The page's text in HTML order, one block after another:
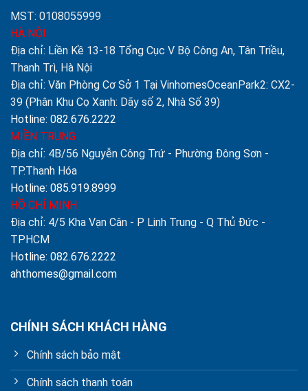
MST: 0108055999
HÀ NỘI
Địa chỉ: Liền Kề 13-18 Tổng Cục V Bộ Công An, Tân Triều,
Thanh Trì, Hà Nội
Địa chỉ: Văn Phòng Cơ Sở 1 Tại VinhomesOceanPark2: CX2-
39 (Phân Khu Cọ Xanh: Dãy số 2, Nhà Số 39)
Hotline: 082.676.2222
MIỀN TRUNG
Địa chỉ: 4B/56 Nguyễn Công Trứ - Phường Đông Sơn -
TP.Thanh Hóa
Hotline: 085.919.8999
HỒ CHÍ MINH
Địa chỉ: 4/5 Kha Vạn Cân - P Linh Trung - Q Thủ Đức -
TPHCM
Hotline: 082.676.2222
ahthomes@gmail.com
CHÍNH SÁCH KHÁCH HÀNG
Chính sách bảo mật
Chính sách thanh toán